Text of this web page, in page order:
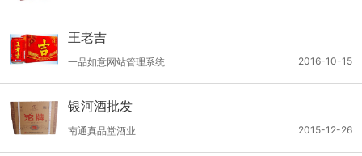
王老吉
2016-10-15
一品如意网站管理系统
银河酒批发
2015-12-26
南通真品堂酒业